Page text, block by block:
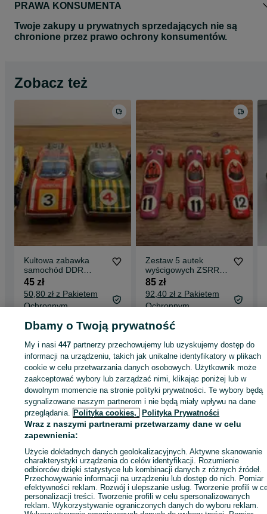
PRAWA KONSUMENTA
Twoje zakupy u prywatnych sprzedających nie są
chronione przez prawo ochrony konsumentów.
Zobacz też
Kultowa zabawka
samochód DDR
Junior VEB MSB lata
60/70 unikat
45 zł
50,80 zł z Pakietem
Ochronnym
Gdynia, Śródmieście
18 lipca 2026
Zestaw 5 autek
wyścigowych ZSRR,
lata 70/80, PRL,
Vintage, retro
zabawki
85 zł
92,40 zł z Pakietem
Ochronnym
Gdynia, Śródmieście
09 lipca 2026
Strona główna Antyki i Kolekcje Kolekcje Numizmatyka Zestawy
Łódzkie
Zestawy - Zgierz
KATEGORIA
ID:1079027286 Wyświetlenia:
Kup
Dbamy o Twoją prywatność
My i nasi447 partnerzy przechowujemy lub uzyskujemy dostęp do
informacji na urządzeniu, takich jak unikalne identyfikatory w plikach
cookie w celu przetwarzania danych osobowych. Użytkownik może
zaakceptować wybory lub zarządzać nimi, klikając poniżej lub w
dowolnym momencie na stronie polityki prywatności. Te wybory będą
sygnalizowane naszym partnerom i nie będą miały wpływu na dane
przeglądania. Polityka cookies, Polityka Prywatności
Wraz z naszymi partnerami przetwarzamy dane w celu
zapewnienia:
Użycie dokładnych danych geolokalizacyjnych. Aktywne skanowanie
charakterystyki urządzenia do celów identyfikacji. Rozumienie
odbiorców dzięki statystyce lub kombinacji danych z różnych źródeł.
Przechowywanie informacji na urządzeniu lub dostęp do nich. Pomiar
efektywności reklam. Rozwój i ulepszanie usług. Tworzenie profili w
personalizacji treści. Tworzenie profili w celu spersonalizowanych
reklam. Wykorzystywanie ograniczonych danych do wyboru reklam.